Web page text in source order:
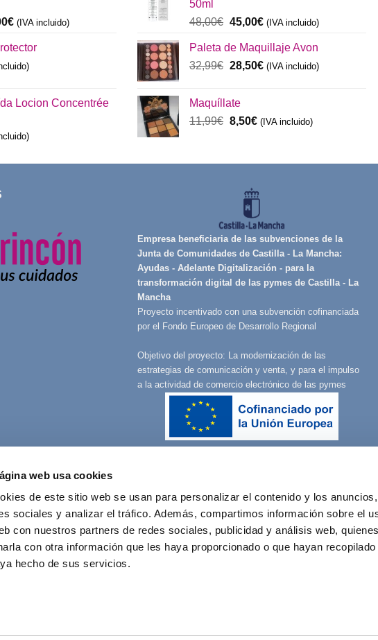
web usa cookies
de este sitio web se usan para personalizar el contenido y los
sociales y analizar el tráfico. Además, compartimos información sobre el
con nuestros partners de redes sociales, publicidad y análisis web,
con otra información que les haya proporcionado o que hayan
hecho de sus servicios.
€El
actual
es:
(IVA incluido)
Locion Concentrée
50ml
48,00€ El
original
era:
45,00€El
actual
es:
(IVA incluido)
Paleta de Maquillaje Avon
32,99€ El
era:
32,99€.
28,50€El
28,50€.
(IVA incluido)
Maquíllate
11,99€ El
era:
8,50€El
es:
(IVA incluido)
Empresa beneficiaria de las subvenciones de la
Junta de Comunidades de Castilla - La Mancha:
Ayudas - Adelante Digitalización - para la
transformación digital de las pymes de Castilla - La
Mancha
Proyecto incentivado con una subvención cofinanciada
por el Fondo Europeo de Desarrollo Regional
Objetivo del proyecto: La modernización de las
estrategias de comunicación y venta, y para el impulso
a la actividad de comercio electrónico de las pymes